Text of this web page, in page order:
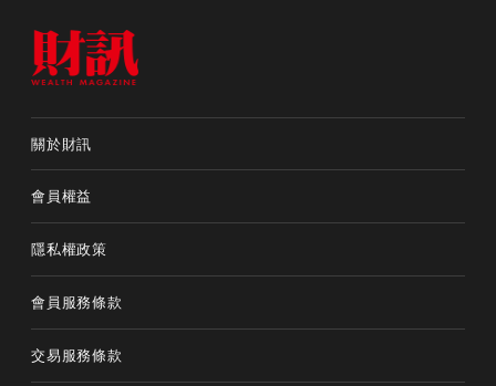
關於財訊
會員權益
隱私權政策
會員服務條款
交易服務條款